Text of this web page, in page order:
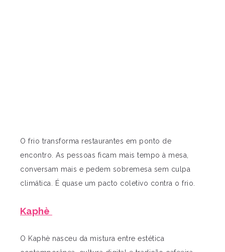
O frio transforma restaurantes em ponto de
encontro. As pessoas ficam mais tempo à mesa,
conversam mais e pedem sobremesa sem culpa
climática. É quase um pacto coletivo contra o frio.
Kaphè
O Kaphè nasceu da mistura entre estética